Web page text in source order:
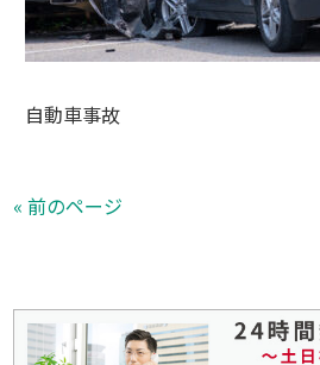
自動車事故
« 前のページ